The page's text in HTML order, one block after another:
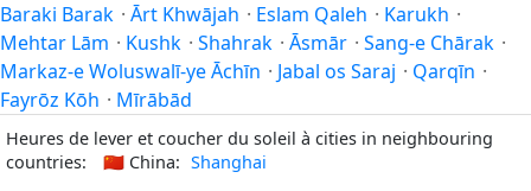
Baraki Barak · Ārt Khwājah · Eslam Qaleh · Karukh ·
Mehtar Lām · Kushk · Shahrak · Āsmār · Sang-e Chārak ·
Markaz-e Woluswalī-ye Āchīn · Jabal os Saraj · Qarqīn ·
Fayrōz Kōh · Mīrābād
Heures de lever et coucher du soleil à cities in neighbouring
countries:
🇨🇳 China: Shanghai